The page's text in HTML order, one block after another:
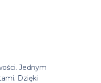
Jednym
Dzięki